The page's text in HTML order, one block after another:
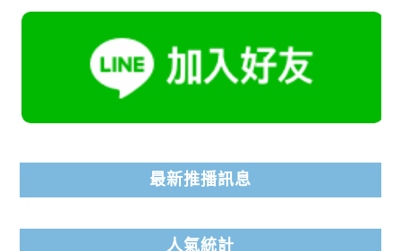
最新推播訊息
人氣統計